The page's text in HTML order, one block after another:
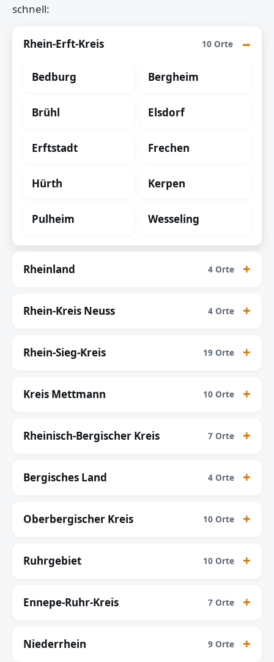
schnell:
Rhein-Erft-Kreis 10 Orte
Bedburg Bergheim
Brühl Elsdorf
Erftstadt Frechen
Hürth Kerpen
Pulheim Wesseling
Rheinland 4 Orte
Rhein-Kreis Neuss 4 Orte
Rhein-Sieg-Kreis 19 Orte
Kreis Mettmann 10 Orte
Rheinisch-Bergischer Kreis 7 Orte
Bergisches Land 4 Orte
Oberbergischer Kreis 10 Orte
Ruhrgebiet 10 Orte
Ennepe-Ruhr-Kreis 7 Orte
Niederrhein 9 Orte